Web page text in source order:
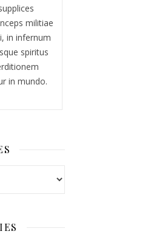
militiae
in infernum
spiritus
in mundo.